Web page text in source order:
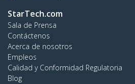
StarTech.com
Sala de Prensa
Contáctenos
Acerca de nosotros
Empleos
Calidad y Conformidad Regulatoria
Blog